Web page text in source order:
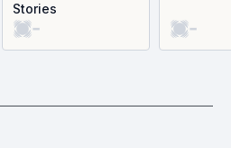
Stories
- -